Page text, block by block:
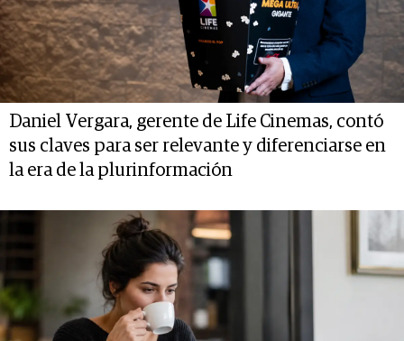
Daniel Vergara, gerente de Life Cinemas, contó
sus claves para ser relevante y diferenciarse en
la era de la plurinformación